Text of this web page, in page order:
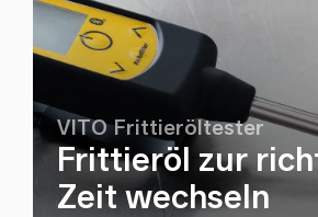
VITO Frittieröltester
Frittieröl zur
Zeit wechseln